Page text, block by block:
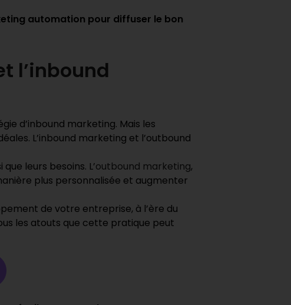
automation pour diffuser le bon
l’inbound
d’inbound marketing. Mais les
L’inbound marketing et l’outbound
leurs besoins. L’outbound marketing,
plus personnalisée et augmenter
de votre entreprise, à l’ère du
les atouts que cette pratique peut